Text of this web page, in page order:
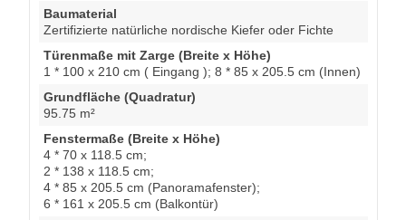
Baumaterial
Zertifizierte natürliche nordische Kiefer oder Fichte
Türenmaße mit Zarge (Breite x Höhe)
1 * 100 x 210 cm ( Eingang ); 8 * 85 x 205.5 cm (Innen)
Grundfläche (Quadratur)
95.75 m²
Fenstermaße (Breite x Höhe)
4 * 70 x 118.5 cm;
2 * 138 x 118.5 cm;
4 * 85 x 205.5 cm (Panoramafenster);
6 * 161 x 205.5 cm (Balkontür)